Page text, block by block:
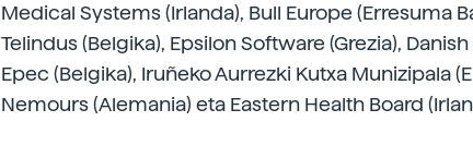
Medical Systems (Irlanda), Bull Europe (Erresuma
Telindus (Belgika), Epsilon Software (Grezia),
Epec (Belgika), Iruñeko Aurrezki Kutxa Munizipala
Nemours (Alemania) eta Eastern Health Board